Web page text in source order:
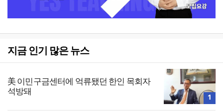
지금 인기 많은 뉴스
美 이민구금센터에 억류됐던 한인 목회자
석방돼
1